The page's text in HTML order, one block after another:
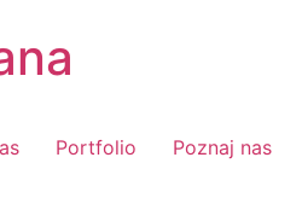
Portfolio Poznaj nas